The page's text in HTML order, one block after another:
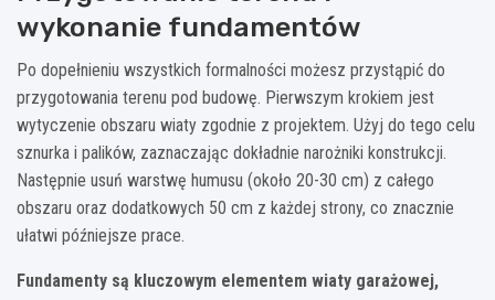
wykonanie fundamentów
Po dopełnieniu wszystkich formalności możesz przystąpić do
przygotowania terenu pod budowę. Pierwszym krokiem jest
wytyczenie obszaru wiaty zgodnie z projektem. Użyj do tego celu
sznurka i palików, zaznaczając dokładnie narożniki konstrukcji.
Następnie usuń warstwę humusu (około 20-30 cm) z całego
obszaru oraz dodatkowych 50 cm z każdej strony, co znacznie
ułatwi późniejsze prace.
Fundamenty są kluczowym elementem wiaty garażowej,